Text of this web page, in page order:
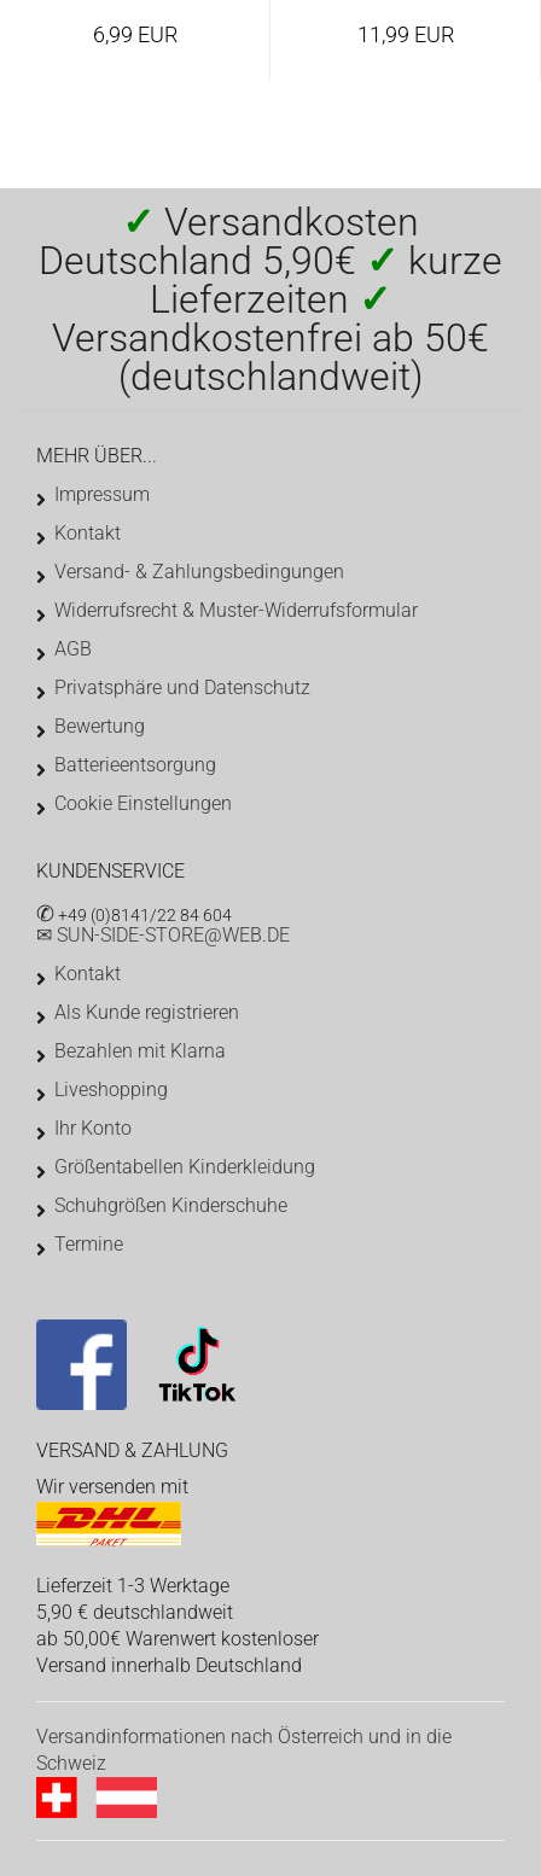
6,99 EUR 11,99 EUR
✓ Versandkosten
Deutschland 5,90€ ✓ kurze
Lieferzeiten ✓
Versandkostenfrei ab 50€
(deutschlandweit)
MEHR ÜBER...
Impressum
Kontakt
Versand- & Zahlungsbedingungen
Widerrufsrecht & Muster-Widerrufsformular
AGB
Privatsphäre und Datenschutz
Bewertung
Batterieentsorgung
Cookie Einstellungen
KUNDENSERVICE
✆+49 (0)8141/22 84 604
✉ SUN-SIDE-STORE@WEB.DE
Kontakt
Als Kunde registrieren
Bezahlen mit Klarna
Liveshopping
Ihr Konto
Größentabellen Kinderkleidung
Schuhgrößen Kinderschuhe
Termine
VERSAND & ZAHLUNG
Wir versenden mit
Lieferzeit 1-3 Werktage
5,90 € deutschlandweit
ab 50,00€ Warenwert kostenloser
Versand innerhalb Deutschland
Versandinformationen nach Österreich und in die
Schweiz